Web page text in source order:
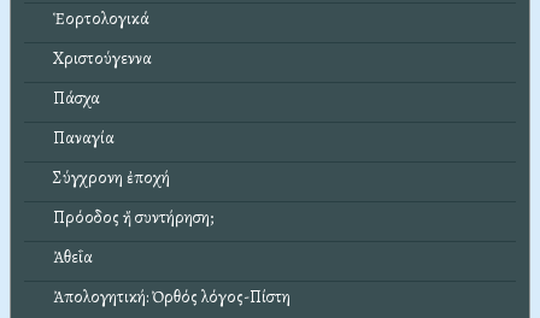
Ἑορτολογικά
Χριστούγεννα
Πάσχα
Παναγία
Σύγχρονη ἐποχή
Πρόοδος ἤ συντήρηση;
Ἀθεΐα
Ἀπολογητική: Ὀρθός λόγος-Πίστη